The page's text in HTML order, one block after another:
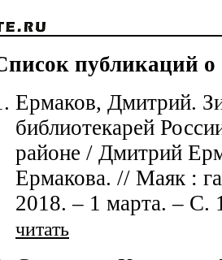
публикаций о
Ермаков, Дмитрий.
библиотекарей
районе / Дмитрий
Ермакова. // Маяк :
2018. – 1 марта. – С.
читать